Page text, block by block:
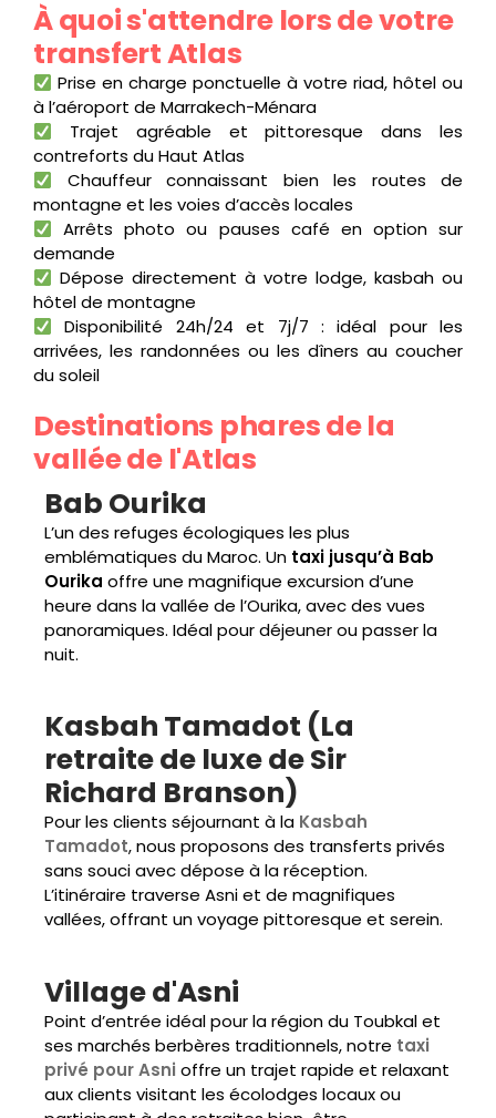
À quoi s'attendre lors de votre
transfert Atlas
Prise en charge ponctuelle à votre riad, hôtel ou
à l’aéroport de Marrakech-Ménara
Trajet agréable et pittoresque dans les
contreforts du Haut Atlas
Chauffeur connaissant bien les routes de
montagne et les voies d’accès locales
Arrêts photo ou pauses café en option sur
demande
Dépose directement à votre lodge, kasbah ou
hôtel de montagne
Disponibilité 24h/24 et 7j/7 : idéal pour les
arrivées, les randonnées ou les dîners au coucher
du soleil
Destinations phares de la
vallée de l'Atlas
Bab Ourika
L’un des refuges écologiques les plus
emblématiques du Maroc. Un taxi jusqu’à Bab
Ourika offre une magnifique excursion d’une
heure dans la vallée de l’Ourika, avec des vues
panoramiques. Idéal pour déjeuner ou passer la
nuit.
Kasbah Tamadot (La
retraite de luxe de Sir
Richard Branson)
Pour les clients séjournant à la Kasbah
Tamadot, nous proposons des transferts privés
sans souci avec dépose à la réception.
L’itinéraire traverse Asni et de magnifiques
vallées, offrant un voyage pittoresque et serein.
Village d'Asni
Point d’entrée idéal pour la région du Toubkal et
ses marchés berbères traditionnels, notre taxi
privé pour Asni offre un trajet rapide et relaxant
aux clients visitant les écolodges locaux ou